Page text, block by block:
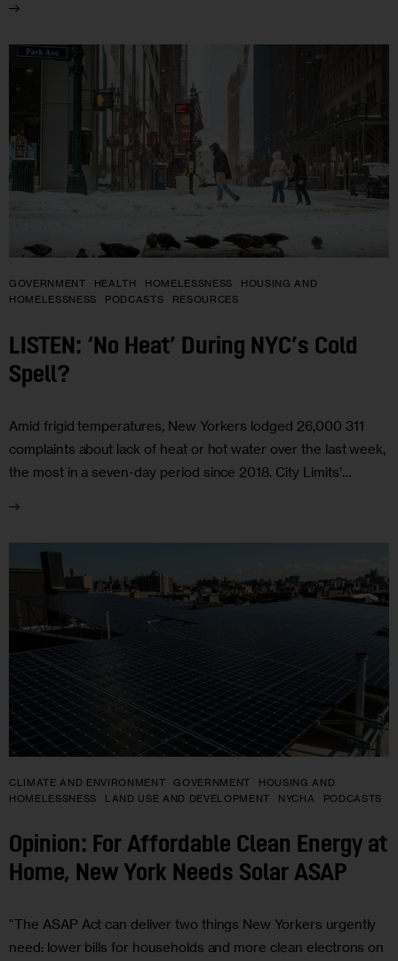
GOVERNMENT HEALTH HOMELESSNESS
HOUSING AND
HOMELESSNESS
PODCASTS RESOURCES
LISTEN: ‘No Heat’ During NYC’s Cold
Spell?
Amid frigid temperatures, New Yorkers lodged 26,000 311
complaints about lack of heat or hot water over the last week,
the most in a seven-day period since 2018. City Limits’…
CLIMATE AND ENVIRONMENT GOVERNMENT
HOUSING AND
HOMELESSNESS
LAND USE AND DEVELOPMENT NYCHA PODCASTS
Opinion: For Affordable Clean Energy at
Home, New York Needs Solar ASAP
“The ASAP Act can deliver two things New Yorkers urgently
need: lower bills for households and more clean electrons on